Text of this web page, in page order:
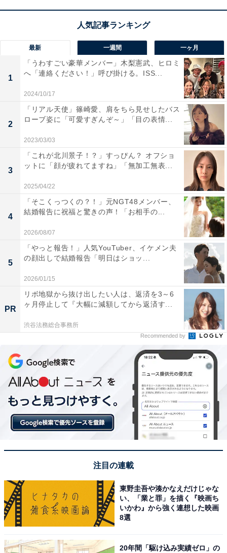
最新 一週間 一ヶ月
1
「うわすごい豪華メンバー」木梨憲武、ヒロミ
へ「連絡ください！」呼び掛ける。ISS...
2024/10/17
2
「リアル天使」篠崎愛、肩をちら見せしたバス
ローブ姿に「可愛すぎんぞ～」「目の表情...
2023/03/03
3
「これが北川景子！？」すっぴん？ オフショ
ットに「顔が疲れてますね」「無加工無表...
2025/04/22
4
「そこくっつくの？！」元NGT48メンバー、
結婚報告に祝福と驚きの声！「お相手の...
2026/08/07
5
「やっと報告！」人気YouTuber、イケメン夫
の顔出しで結婚報告「明日はショッ...
2026/01/15
PR
リボ地獄から抜け出したい人は、返済を3～6
ヶ月停止して『大幅に減額してから返済す...
渋谷法務総合事務所
Recommended by
注目の連載
東野圭吾や湊かなえだけじゃな
い、「業と罪」を描く『映画ち
いかわ』から強く連想した映画
8選
20年間「駆け込み実績ゼロ」の